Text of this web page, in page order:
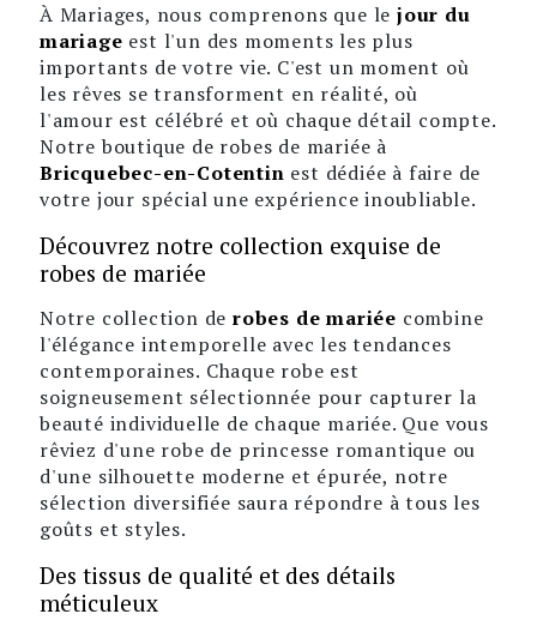
À Mariages, nous comprenons que le jour du
mariage est l'un des moments les plus
importants de votre vie. C'est un moment où
les rêves se transforment en réalité, où
l'amour est célébré et où chaque détail compte.
Notre boutique de robes de mariée à
Bricquebec-en-Cotentin est dédiée à faire de
votre jour spécial une expérience inoubliable.
Découvrez notre collection exquise de
robes de mariée
Notre collection de robes de mariée combine
l'élégance intemporelle avec les tendances
contemporaines. Chaque robe est
soigneusement sélectionnée pour capturer la
beauté individuelle de chaque mariée. Que vous
rêviez d'une robe de princesse romantique ou
d'une silhouette moderne et épurée, notre
sélection diversifiée saura répondre à tous les
goûts et styles.
Des tissus de qualité et des détails
méticuleux